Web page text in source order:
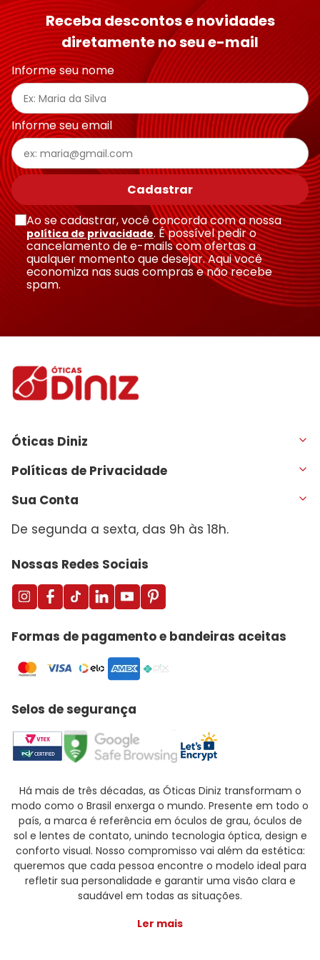
Receba descontos e novidades
diretamente no seu e-mail
Informe seu nome
Informe seu email
Cadastrar
Ao se cadastrar, você concorda com a nossa
política de privacidade. É possível pedir o
cancelamento de e-mails com ofertas a
qualquer momento que desejar. Aqui você
economiza nas suas compras e não recebe
spam.
Óticas Diniz
Políticas de Privacidade
Sua Conta
De segunda a sexta, das 9h às 18h.
Nossas Redes Sociais
Formas de pagamento e bandeiras aceitas
Selos de segurança
Há mais de três décadas, as Óticas Diniz transformam o
modo como o Brasil enxerga o mundo. Presente em todo o
país, a marca é referência em óculos de grau, óculos de
sol e lentes de contato, unindo tecnologia óptica, design e
conforto visual. Nosso compromisso vai além da estética:
queremos que cada pessoa encontre o modelo ideal para
refletir sua personalidade e garantir uma visão clara e
saudável em todas as situações.
Ler mais